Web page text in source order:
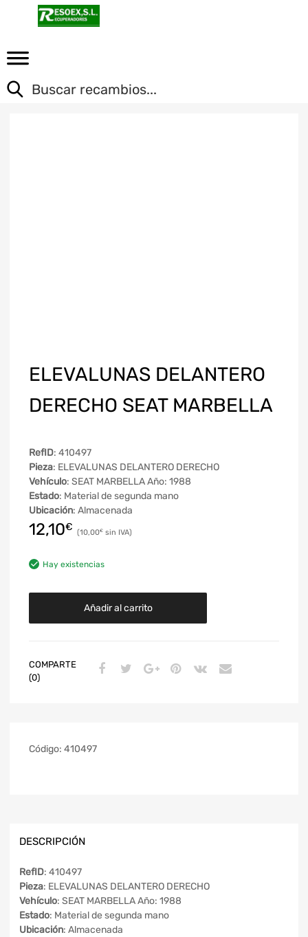
ELEVALUNAS DELANTERO
DERECHO SEAT MARBELLA
RefID: 410497
Pieza: ELEVALUNAS DELANTERO DERECHO
Vehículo: SEAT MARBELLA Año: 1988
Estado: Material de segunda mano
Ubicación: Almacenada
12,10€ 10,00€
Hay existencias
Añadir al carrito
COMPARTE
(0)
Código: 410497
DESCRIPCIÓN
RefID: 410497
Pieza: ELEVALUNAS DELANTERO DERECHO
Vehículo: SEAT MARBELLA Año: 1988
Estado: Material de segunda mano
Ubicación: Almacenada